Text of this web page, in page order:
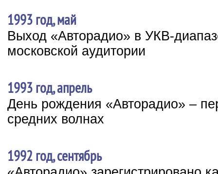
1993 год, май
Выход «Авторадио» в УКВ-
московской аудитории
1993 год, апрель
День рождения «Авторадио» –
средних волнах
1992 год, сентябрь